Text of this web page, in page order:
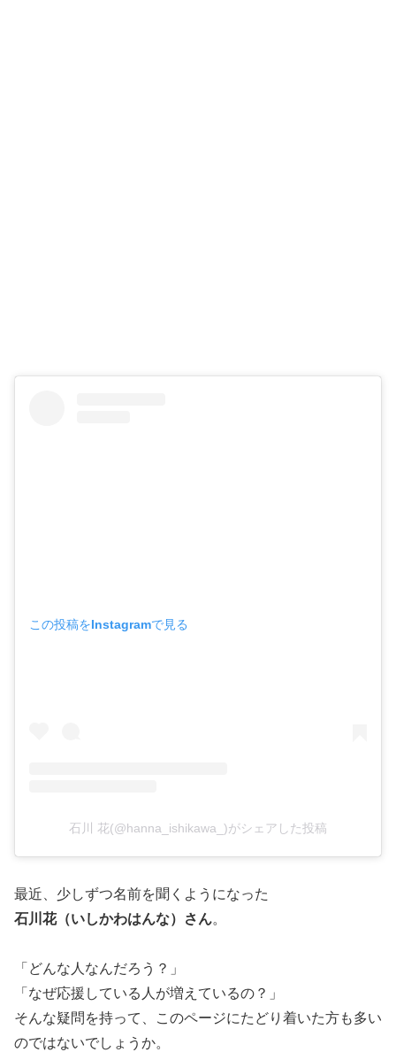
この投稿をInstagramで見る
石川 花(@hanna_ishikawa_)がシェアした投稿
最近、少しずつ名前を聞くようになった
石川花（いしかわはんな）さん。
「どんな人なんだろう？」
「なぜ応援している人が増えているの？」
そんな疑問を持って、このページにたどり着いた方も多い
のではないでしょうか。